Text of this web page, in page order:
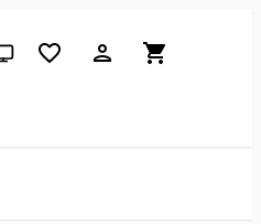
System-Design (klicken für hell)